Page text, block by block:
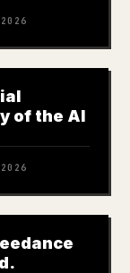
of the AI